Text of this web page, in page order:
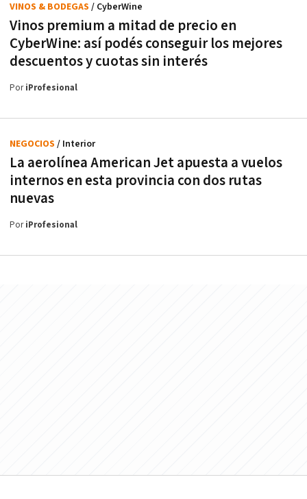
Vinos premium a mitad de precio en
CyberWine: así podés conseguir los mejores
descuentos y cuotas sin interés
VINOS & BODEGAS / CyberWine
PoriProfesional
La aerolínea American Jet apuesta a vuelos
internos en esta provincia con dos rutas
nuevas
NEGOCIOS / Interior
PoriProfesional